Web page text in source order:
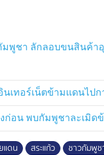
มพูชา ลักลอบขนสินค้า
เทอร์เน็ตข้ามแดนไป
ก่อน พบกัมพูชาละเมิด
แดน สระแก้ว ชาวกัมพูช